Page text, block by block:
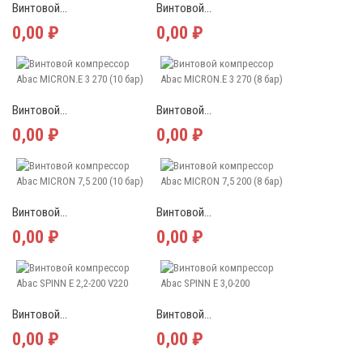
Винтовой...
0,00 ₽
Винтовой...
0,00 ₽
Винтовой...
0,00 ₽
Винтовой...
0,00 ₽
Винтовой...
0,00 ₽
Винтовой...
0,00 ₽
Винтовой...
0,00 ₽
Винтовой...
0,00 ₽